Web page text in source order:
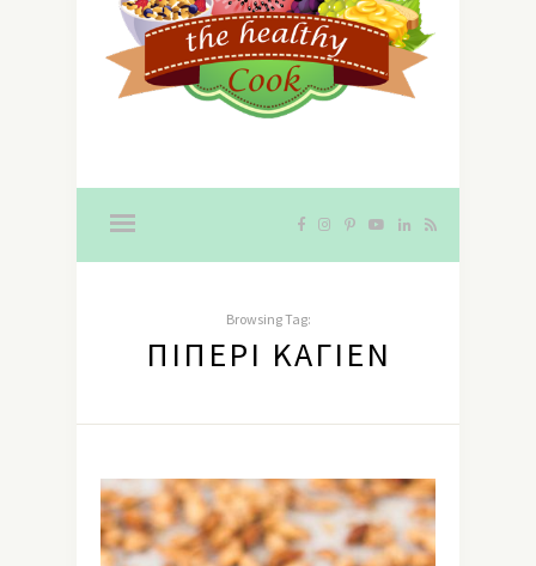
Browsing Tag:
ΠΙΠΈΡΙ ΚΑΓΙΈΝ